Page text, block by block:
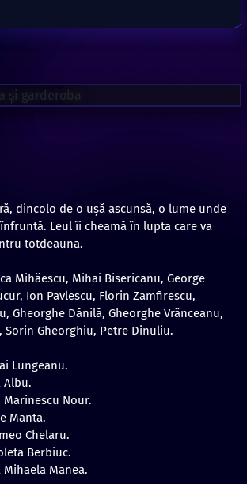
dincolo de o ușă ascunsă, o lume unde
Leul îi cheamă în lupta care va
totdeauna.
Mihăescu, Mihai Bisericanu, George
Ion Pavlescu, Florin Zamfirescu,
Gheorghe Dănilă, Gheorghe Vrânceanu,
Sorin Gheorghiu, Petre Dinuliu.
Lungeanu.
Albu.
Nour.
Manta.
Chelaru.
Berbiuc.
Manea.